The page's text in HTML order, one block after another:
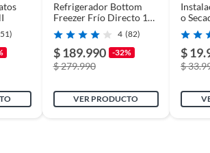
Refrigerador Bottom
Freezer Frío Directo 174
Litros Inox
MDRB241FGE50M
4 (82)
$ 189.990 -32%
$ 279.990
VER PRODUCTO
o
$
$